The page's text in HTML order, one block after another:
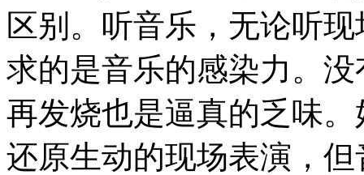
区别。听音乐，无论听
求的是音乐的感染力。
再发烧也是逼真的乏味
还原生动的现场表演，